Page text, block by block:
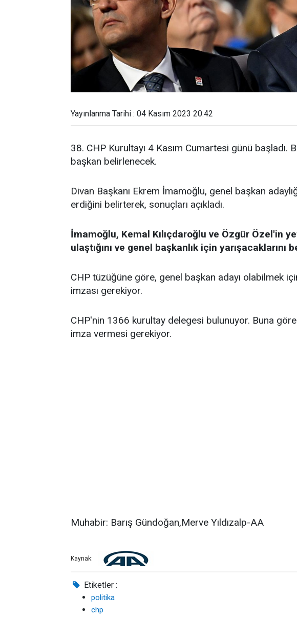
Yayınlanma Tarihi : 04 Kasım 2023 20:42
38. CHP Kurultayı 4 Kasım Cumartesi günü başladı.
başkan belirlenecek.
Divan Başkanı Ekrem İmamoğlu, genel başkan
erdiğini belirterek, sonuçları açıkladı.
İmamoğlu, Kemal Kılıçdaroğlu ve Özgür Özel'in
ulaştığını ve genel başkanlık için yarışacaklarını
CHP tüzüğüne göre, genel başkan adayı olabilmek
imzası gerekiyor.
CHP'nin 1366 kurultay delegesi bulunuyor. Buna
imza vermesi gerekiyor.
Muhabir: Barış Gündoğan,Merve Yıldızalp-AA
Kaynak:
Etiketler :
politika
chp